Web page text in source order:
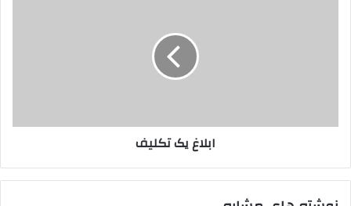
ابلاغ یک تکلیف